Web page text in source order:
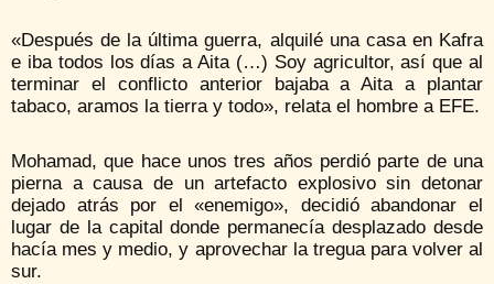
«Después de la última guerra, alquilé una casa en Kafra
e iba todos los días a Aita (…) Soy agricultor, así que al
terminar el conflicto anterior bajaba a Aita a plantar
tabaco, aramos la tierra y todo», relata el hombre a EFE.
Mohamad, que hace unos tres años perdió parte de una
pierna a causa de un artefacto explosivo sin detonar
dejado atrás por el «enemigo», decidió abandonar el
lugar de la capital donde permanecía desplazado desde
hacía mes y medio, y aprovechar la tregua para volver al
sur.